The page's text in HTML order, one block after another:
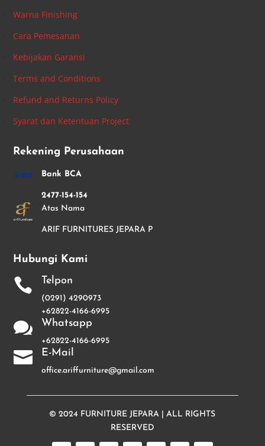
Warna Finishing
Cara Pemesanan
Kebijakan Garansi
Terms and Conditions
Refund and Returns Policy
Syarat dan Ketentuan Project
Rekening Perusahaan
Bank BCA
2477-154-154
Atas Nama
ARIF FURNITURES JEPARA P
Hubungi Kami
 Telpon
(0291) 4290973
+62822-4166-6995
 Whatsapp
+62822-4166-6995
 E-Mail
office.ariffurniture@gmail.com
© 2024 FURNITURE JEPARA | ALL RIGHTS
RESERVED